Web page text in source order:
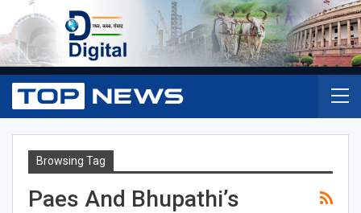
Browsing Tag
Paes And Bhupathi’s